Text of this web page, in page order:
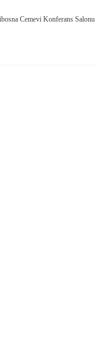
Cemevi Konferans Salonu